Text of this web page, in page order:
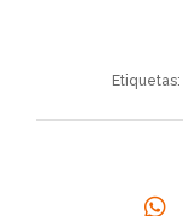
Etiquetas: